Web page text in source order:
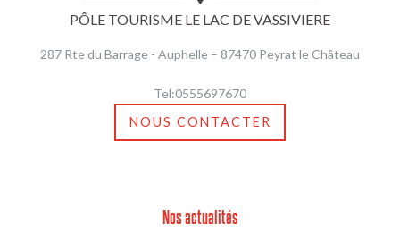
PÔLE TOURISME LE LAC DE VASSIVIERE
287 Rte du Barrage - Auphelle – 87470 Peyrat le Château
Tel:0555697670
NOUS CONTACTER
Nos actualités